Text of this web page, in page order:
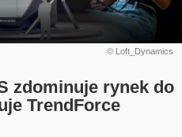
© Loft_Dynamics
zdominuje rynek do
TrendForce